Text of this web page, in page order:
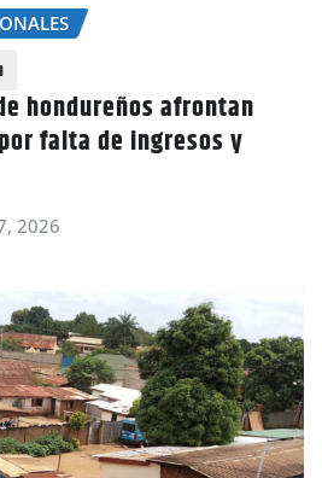
hondureños afrontan
falta de ingresos y
2026